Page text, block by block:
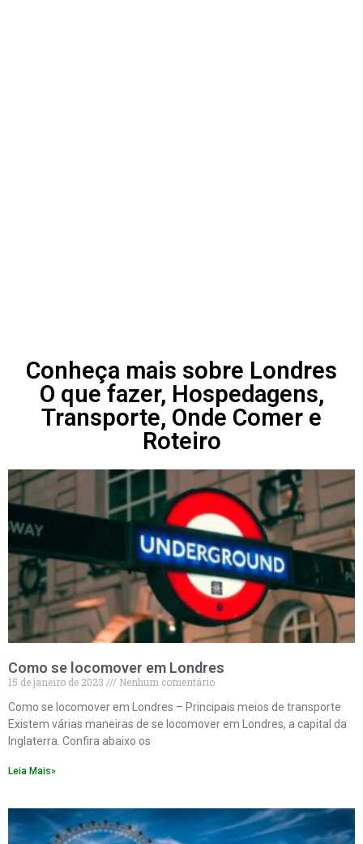
Conheça mais sobre Londres
O que fazer, Hospedagens,
Transporte, Onde Comer e
Roteiro
Como se locomover em Londres
15 de janeiro de 2023
Nenhum comentário
Como se locomover em Londres – Principais meios de transporte
Existem várias maneiras de se locomover em Londres, a capital da
Inglaterra. Confira abaixo os
Leia Mais»